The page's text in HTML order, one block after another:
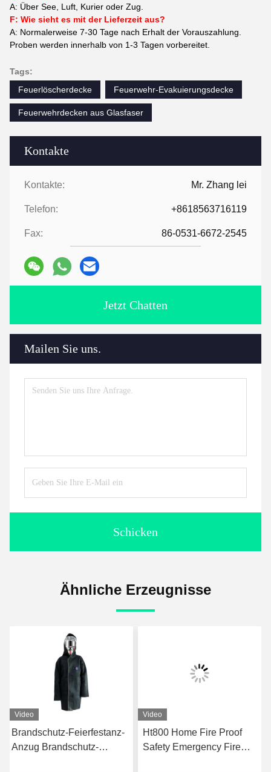
Kontakte
Kontakte: Mr. Zhang lei
Telefon: +8618563716119
Fax: 86-0531-6672-2545
Jetzt Chatten
Mailen Sie uns.
Schicken
A: Über See, Luft, Kurier oder Zug.
F: Wie sieht es mit der Lieferzeit aus?
A: Normalerweise 7-30 Tage nach Erhalt der Vorauszahlung.
Proben werden innerhalb von 1-3 Tagen vorbereitet.
Tags:
Feuerlöscherdecke
Feuerwehr-Evakuierungsdecke
Feuerwehrdecken aus Glasfaser
Ähnliche Erzeugnisse
Video
Brandschutz-Feierfestanz-
Anzug Brandschutz-
Video
Ht800 Home Fire Proof
Safety Emergency Fire